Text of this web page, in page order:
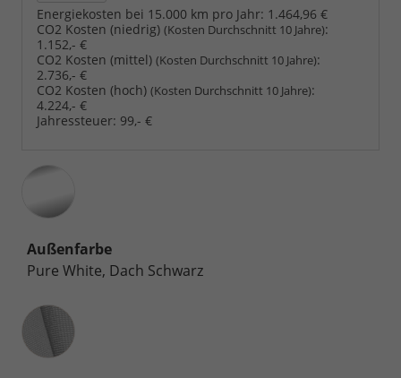
Energiekosten bei 15.000 km pro Jahr: 1.464,96 €
CO2 Kosten (niedrig) (Kosten Durchschnitt 10 Jahre):
1.152,- €
CO2 Kosten (mittel) (Kosten Durchschnitt 10 Jahre):
2.736,- €
CO2 Kosten (hoch) (Kosten Durchschnitt 10 Jahre):
4.224,- €
Jahressteuer: 99,- €
Außenfarbe
Pure White, Dach Schwarz
Innenausstattung